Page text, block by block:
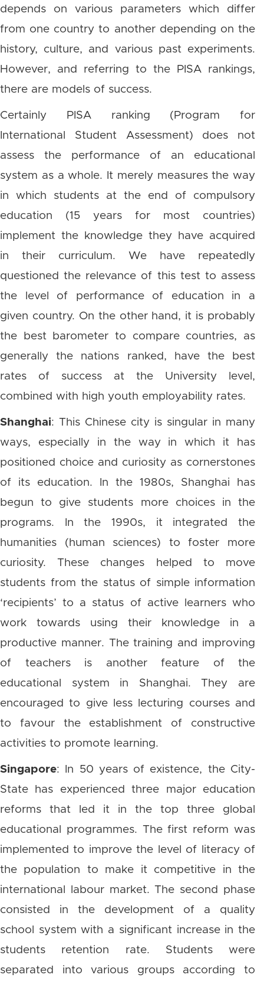
depends on various parameters which differ
from one country to another depending on the
history, culture, and various past experiments.
However, and referring to the PISA rankings,
there are models of success.
Certainly PISA ranking (Program for
International Student Assessment) does not
assess the performance of an educational
system as a whole. It merely measures the way
in which students at the end of compulsory
education (15 years for most countries)
implement the knowledge they have acquired
in their curriculum. We have repeatedly
questioned the relevance of this test to assess
the level of performance of education in a
given country. On the other hand, it is probably
the best barometer to compare countries, as
generally the nations ranked, have the best
rates of success at the University level,
combined with high youth employability rates.
Shanghai: This Chinese city is singular in many
ways, especially in the way in which it has
positioned choice and curiosity as cornerstones
of its education. In the 1980s, Shanghai has
begun to give students more choices in the
programs. In the 1990s, it integrated the
humanities (human sciences) to foster more
curiosity. These changes helped to move
students from the status of simple information
‘recipients’ to a status of active learners who
work towards using their knowledge in a
productive manner. The training and improving
of teachers is another feature of the
educational system in Shanghai. They are
encouraged to give less lecturing courses and
to favour the establishment of constructive
activities to promote learning.
Singapore: In 50 years of existence, the City-
State has experienced three major education
reforms that led it in the top three global
educational programmes. The first reform was
implemented to improve the level of literacy of
the population to make it competitive in the
international labour market. The second phase
consisted in the development of a quality
school system with a significant increase in the
students retention rate. Students were
separated into various groups according to